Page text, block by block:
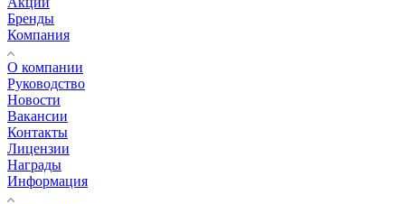
Бренды
Компания
О компании
Руководство
Новости
Вакансии
Контакты
Лицензии
Награды
Информация